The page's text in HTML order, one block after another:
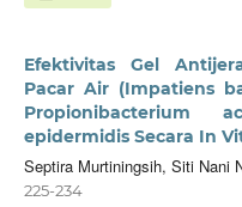
Efektivitas Gel
Pacar Air (Impatiens
Propionibacterium
epidermidis Secara In
Septira Murtiningsih, Siti Nani
225-234